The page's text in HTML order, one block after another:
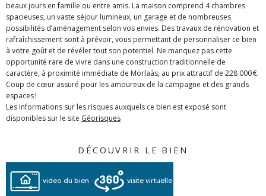
beaux jours en famille ou entre amis. La maison comprend 4 chambres
spacieuses, un vaste séjour lumineux, un garage et de nombreuses
possibilités d’aménagement selon vos envies. Des travaux de rénovation et
rafraîchissement sont à prévoir, vous permettant de personnaliser ce bien
à votre goût et de révéler tout son potentiel. Ne manquez pas cette
opportunité rare de vivre dans une construction traditionnelle de
caractère, à proximité immédiate de Morlaàs, au prix attractif de 228 000 €.
Coup de cœur assuré pour les amoureux de la campagne et des grands
espaces !
Les informations sur les risques auxquels ce bien est exposé sont
disponibles sur le site Géorisques
DÉCOUVRIR LE BIEN
video du bien visite virtuelle